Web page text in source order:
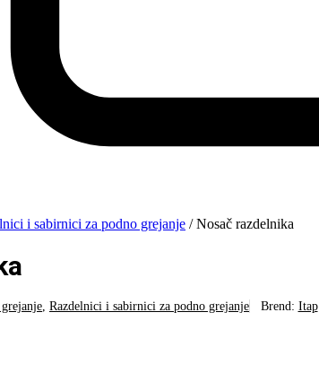
i sabirnici za podno grejanje / Nosač razdelnika
Razdelnici i sabirnici za podno grejanje Brend: Itap